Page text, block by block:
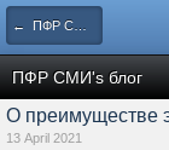
← ПФР СМИ's блог
ПФР СМИ's блог
О преимуществе
13 April 2021